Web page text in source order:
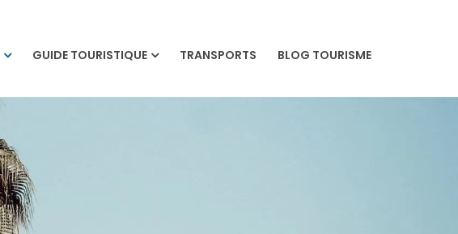
GUIDE TOURISTIQUE TRANSPORTS BLOG TOURISME